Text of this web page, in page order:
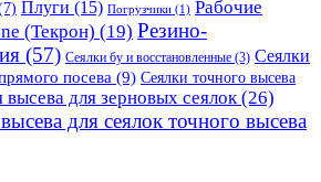
Плуги (15) Погрузчики (1) Рабочие
(Текрон) (19) Резино-
(57) Сеялки бу и восстановленные (3) Сеялки
посева (9) Сеялки точного высева
высева для зерновых сеялок (26)
для сеялок точного высева